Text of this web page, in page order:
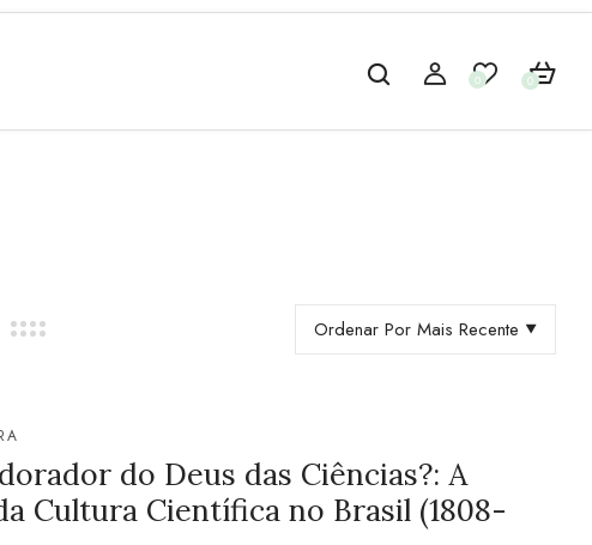
0 0
Ordenar Por Mais Recente
do Deus das Ciências?: A
Cultura Científica no Brasil (1808-